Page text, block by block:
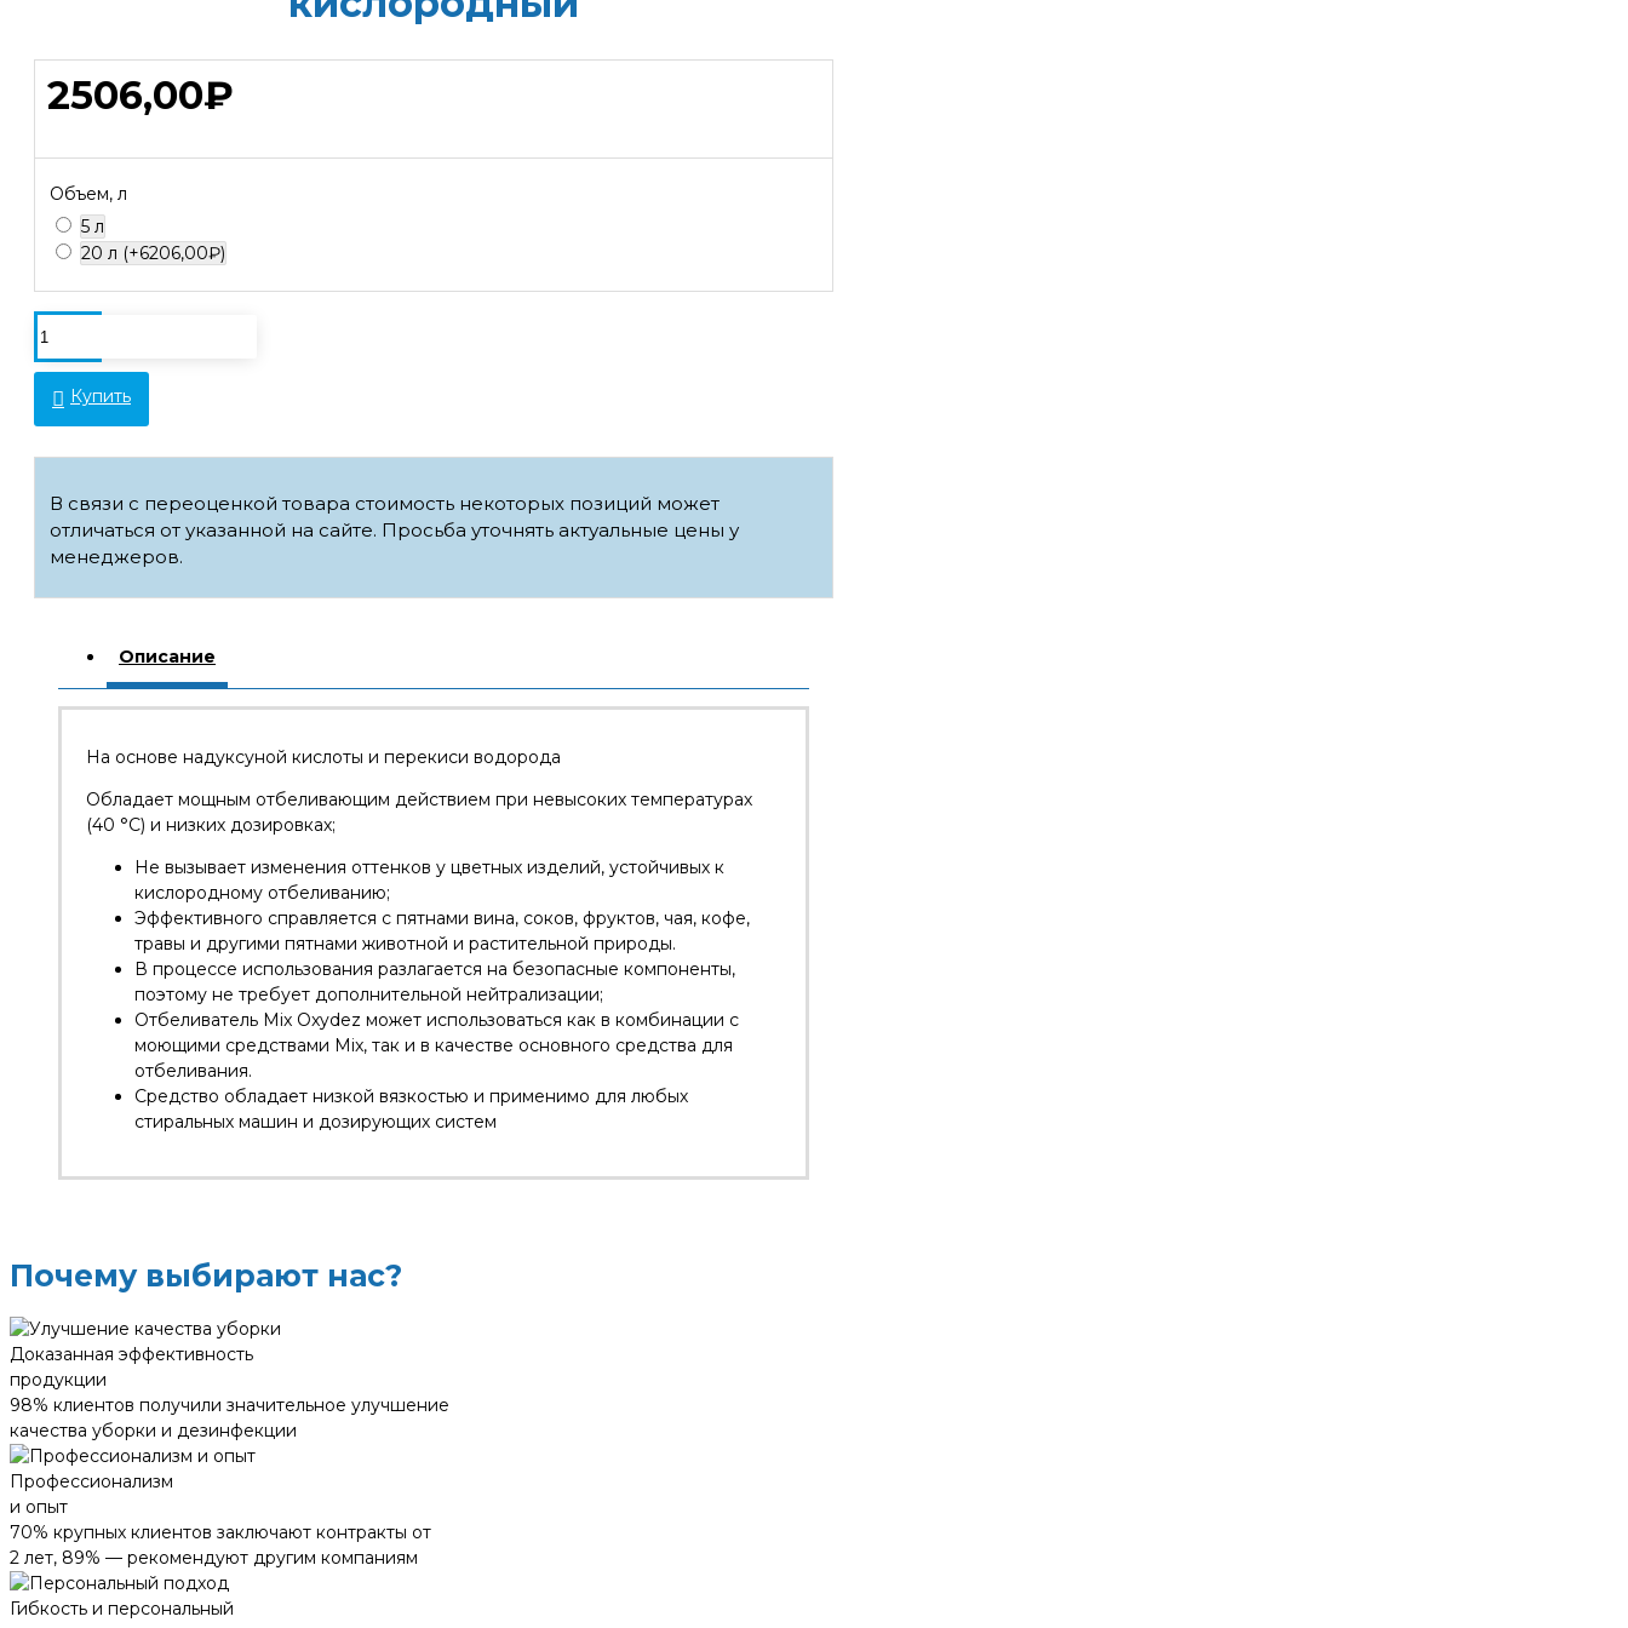
2506,00₽
Объем, л
5 л
20 л (+6206,00₽)
Купить
В связи с переоценкой товара стоимость некоторых позиций может
отличаться от указанной на сайте. Просьба уточнять актуальные цены у
менеджеров.
Описание
На основе надукcуной кислоты и перекиси водорода
Обладает мощным отбеливающим действием при невысоких температурах
(40 °C) и низких дозировках;
Не вызывает изменения оттенков у цветных изделий, устойчивых к
кислородному отбеливанию;
Эффективного справляется с пятнами вина, соков, фруктов, чая, кофе,
травы и другими пятнами животной и растительной природы.
В процессе использования разлагается на безопасные компоненты,
поэтому не требует дополнительной нейтрализации;
Отбеливатель Mix Oxydez может использоваться как в комбинации с
моющими средствами Mix, так и в качестве основного средства для
отбеливания.
Средство обладает низкой вязкостью и применимо для любых
стиральных машин и дозирующих систем
Почему выбирают нас?
Доказанная эффективность
продукции
98% клиентов получили значительное улучшение
качества уборки и дезинфекции
Профессионализм
и опыт
70% крупных клиентов заключают контракты от
2 лет, 89% — рекомендуют другим компаниям
Гибкость и персональный